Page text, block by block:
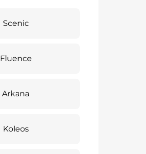
Scenic
Fluence
Arkana
Koleos